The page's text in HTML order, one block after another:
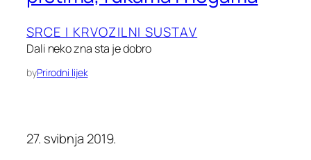
SRCE I KRVOZILNI SUSTAV
Dali neko zna sta je dobro
byPrirodni lijek
27. svibnja 2019.